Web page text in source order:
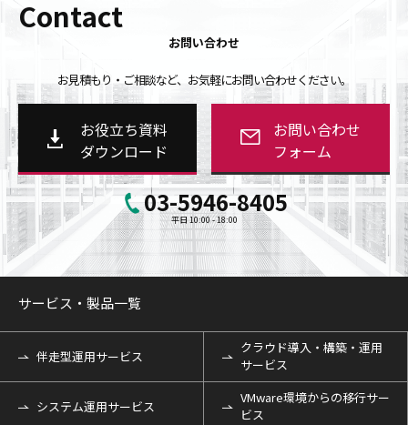
Contact
お問い合わせ
お見積もり・ご相談など、お気軽にお問い合わせください。
お役立ち資料
ダウンロード
お問い合わせ
フォーム
03-5946-8405
平日 10:00 - 18:00
サービス・製品一覧
伴走型運用サービス
クラウド導入・構築・運用
サービス
システム運用サービス
VMware環境からの移行サー
ビス